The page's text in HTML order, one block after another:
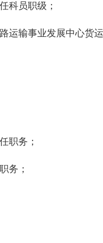
科员职级；
运输事业发展中心货
职务；
务；